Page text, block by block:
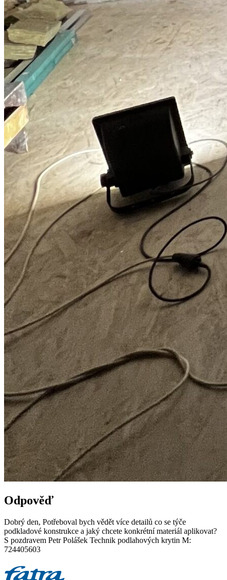
Odpověď
Dobrý den, Potřeboval bych vědět více detailů co se týče
podkladové konstrukce a jaký chcete konkrétní materiál aplikovat?
S pozdravem Petr Polášek Technik podlahových krytin M:
724405603